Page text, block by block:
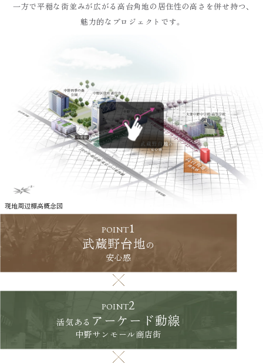
一方で平穏な街並みが広がる高台角地の居住性の高さを併せ持つ、
魅力的なプロジェクトです。
現地周辺標高概念図
POINT1
武蔵野台地の
安心感
POINT2
活気ある アーケード動線
中野サンモール商店街